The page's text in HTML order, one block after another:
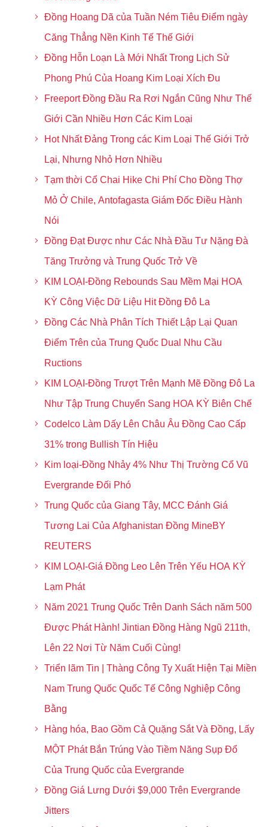
Đồng Hoang Dã của Tuần Ném Tiêu Điểm ngày
Căng Thẳng Nền Kinh Tế Thế Giới
Đồng Hỗn Loạn Là Mới Nhất Trong Lịch Sử
Phong Phú Của Hoang Kim Loại Xích Đu
Freeport Đồng Đầu Ra Rơi Ngắn Cũng Như Thế
Giới Cần Nhiều Hơn Các Kim Loại
Hot Nhất Đảng Trong các Kim Loại Thế Giới Trở
Lại, Nhưng Nhỏ Hơn Nhiều
Tạm thời Cổ Chai Hike Chi Phí Cho Đồng Thợ
Mỏ Ở Chile, Antofagasta Giám Đốc Điều Hành
Nói
Đồng Đạt Được như Các Nhà Đầu Tư Nặng Đà
Tăng Trưởng và Trung Quốc Trở Về
KIM LOẠI-Đồng Rebounds Sau Mềm Mại HOA
KỲ Công Việc Dữ Liệu Hit Đồng Đô La
Đồng Các Nhà Phân Tích Thiết Lập Lại Quan
Điểm Trên của Trung Quốc Dual Nhu Cầu
Ructions
KIM LOẠI-Đồng Trượt Trên Mạnh Mẽ Đồng Đô La
Như Tập Trung Chuyển Sang HOA KỲ Biên Chế
Codelco Làm Dấy Lên Châu Âu Đồng Cao Cấp
31% trong Bullish Tín Hiệu
Kim loại-Đồng Nhảy 4% Như Thị Trường Cổ Vũ
Evergrande Đối Phó
Trung Quốc của Giang Tây, MCC Đánh Giá
Tương Lai Của Afghanistan Đồng MineBY
REUTERS
KIM LOẠI-Giá Đồng Leo Lên Trên Yếu HOA KỲ
Lạm Phát
Năm 2021 Trung Quốc Trên Danh Sách năm 500
Được Phát Hành! Jintian Đồng Hàng Ngũ 211th,
Lên 22 Nơi Từ Năm Cuối Cùng!
Triển lãm Tin | Thàng Công Ty Xuất Hiện Tại Miền
Nam Trung Quốc Quốc Tế Công Nghiệp Công
Bằng
Hàng hóa, Bao Gồm Cả Quặng Sắt Và Đồng, Lấy
MỘT Phát Bắn Trúng Vào Tiềm Năng Sụp Đổ
Của Trung Quốc của Evergrande
Đồng Giá Lưng Dưới $9,000 Trên Evergrande
Jitters